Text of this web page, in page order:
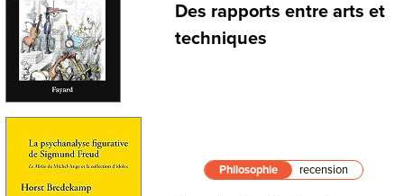
Des rapports entre arts et
techniques
Philosophie recension